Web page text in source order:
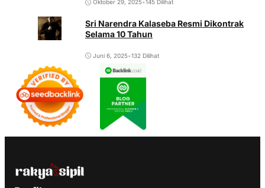
Oktober 29, 2025•145 Dilihat
Sri Narendra Kalaseba Resmi Dikontrak
Selama 10 Tahun
Juni 6, 2025•132 Dilihat